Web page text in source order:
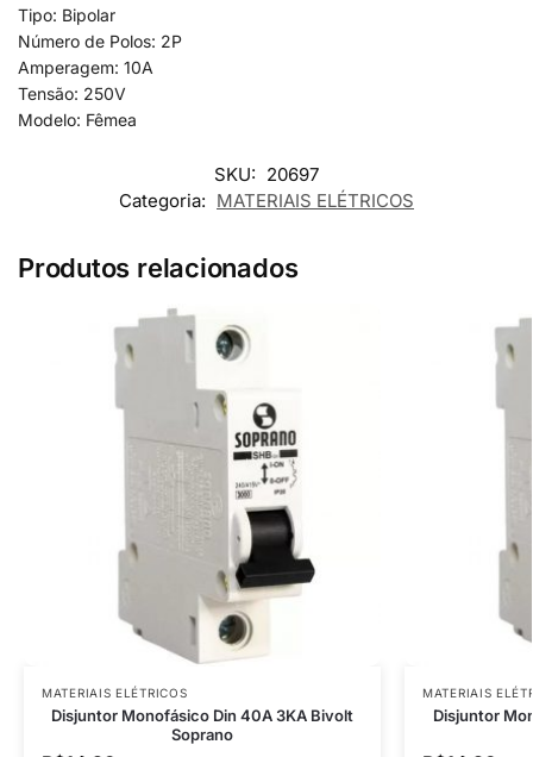
Tipo: Bipolar
Número de Polos: 2P
Amperagem: 10A
Tensão: 250V
Modelo: Fêmea
SKU: 20697
Categoria: MATERIAIS ELÉTRICOS
Produtos relacionados
MATERIAIS ELÉTRICOS
Disjuntor Monofásico Din 40A 3KA Bivolt
Soprano
MATERIAIS
Disjuntor